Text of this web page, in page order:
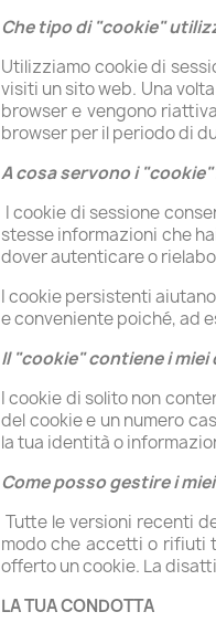
Che tipo di "cookie"
Utilizziamo cookie di
visiti un sito web. Una
browser e vengono
browser per il periodo di
A cosa servono i
I cookie di sessione
stesse informazioni che
dover autenticare o
I cookie persistenti
e conveniente poiché, ad
Il "cookie" contiene i
I cookie di solito non
del cookie e un numero
la tua identità o
Come posso gestire i
Tutte le versioni recenti
modo che accetti o rifiuti
offerto un cookie. La
LA TUA CONDOTTA